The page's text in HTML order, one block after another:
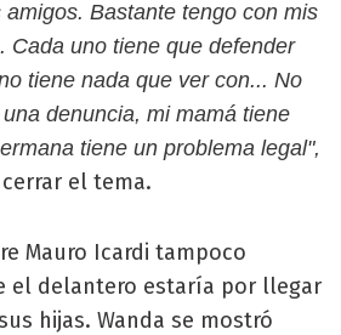
Bastante tengo con mis
Cada uno tiene que defender
tiene nada que ver con... No
denuncia, mi mamá tiene
tiene un problema legal",
el tema.
Mauro Icardi tampoco
el delantero estaría por llegar
hijas. Wanda se mostró